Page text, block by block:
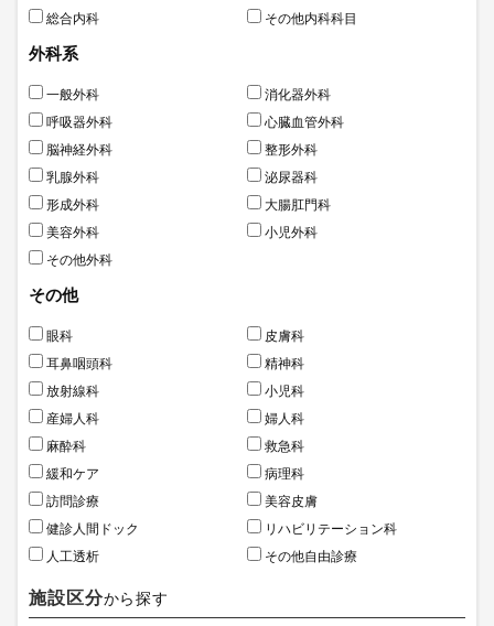
総合内科
その他内科科目
外科系
一般外科
消化器外科
呼吸器外科
心臓血管外科
脳神経外科
整形外科
乳腺外科
泌尿器科
形成外科
大腸肛門科
美容外科
小児外科
その他外科
その他
眼科
皮膚科
耳鼻咽頭科
精神科
放射線科
小児科
産婦人科
婦人科
麻酔科
救急科
緩和ケア
病理科
訪問診療
美容皮膚
健診人間ドック
リハビリテーション科
人工透析
その他自由診療
施設区分から探す